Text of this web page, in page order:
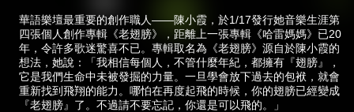
華語樂壇最重要的創作職人——陳小霞，於1/17發行她音樂生涯第
四張個人創作專輯《老翅膀》，距離上一張專輯《哈雷媽媽》已20
年，令許多歌迷驚喜不已。專輯取名為《老翅膀》源自於陳小霞的
想法，她說：「我相信每個人，不管什麼年紀，都擁有『翅膀』，
它是我們生命中未被發掘的力量。一旦學會放下過去的包袱，就會
重新找到飛翔的能力。哪怕在再度起飛的時候，你的翅膀已經變成
『老翅膀』了。不過請不要忘記，你還是可以飛的。」